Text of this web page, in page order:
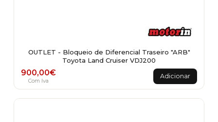
OUTLET - Bloqueio de Diferencial Traseiro "ARB"
Toyota Land Cruiser VDJ200
900,00€
Com Iva
Adicionar